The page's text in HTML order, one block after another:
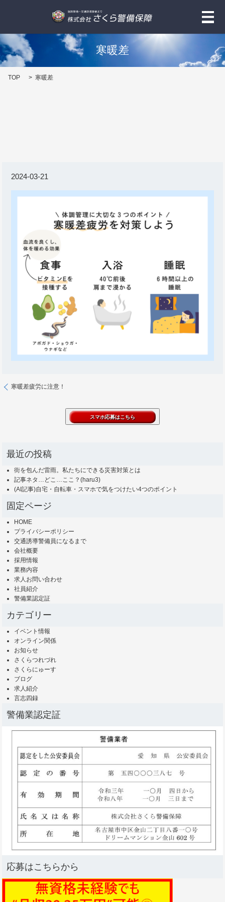
メ
寒暖差
TOP 寒暖差
2024-03-21
寒暖差疲労に注意！
最近の投稿
街を包んだ雷雨。私たちにできる災害対策とは
記事ネタ…どこ…ここ？(haru3)
(AI記事)自宅・自転車・スマホで気をつけたい4つのポイント
固定ページ
HOME
プライバシーポリシー
交通誘導警備員になるまで
会社概要
採用情報
業務内容
求人お問い合わせ
社員紹介
警備業認定証
カテゴリー
イベント情報
オンライン関係
お知らせ
さくらつれづれ
さくらにゅーす
ブログ
求人紹介
言志四録
警備業認定証
応募はこちらから